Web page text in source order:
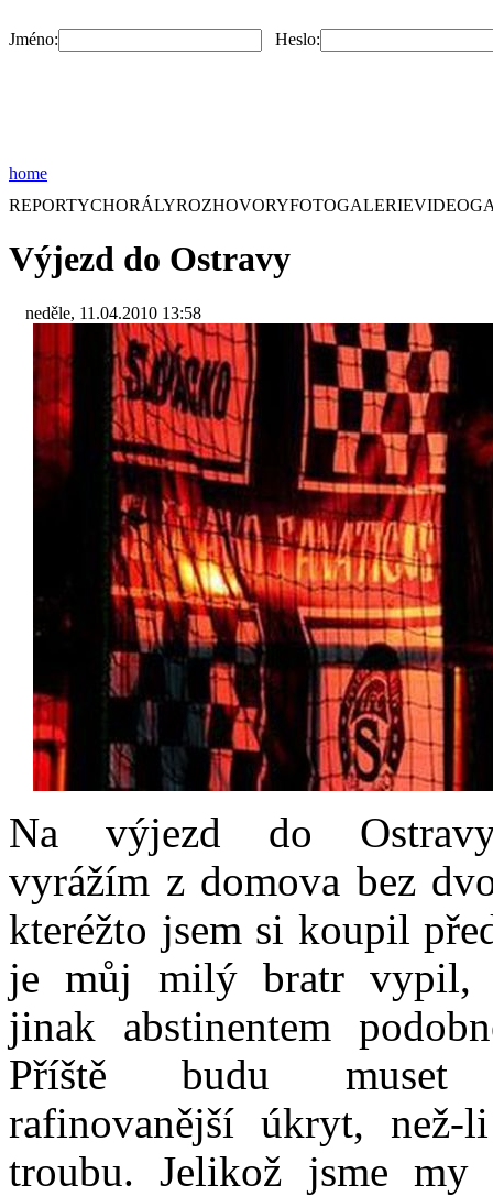
Jméno: Heslo:
home
REPORTYCHORÁLYROZHOVORYFOTOGALERIE
Výjezd do Ostravy
neděle, 11.04.2010 13:58
Na výjezd do
vyrážím z domova bez
kteréžto jsem si koupil
je můj milý bratr vypil,
jinak abstinentem
Příště budu muset
rafinovanější úkryt, než-
troubu. Jelikož jsme my